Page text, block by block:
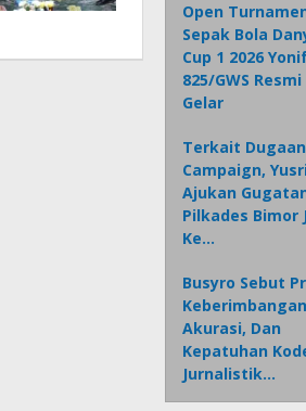
Open
Sepak Bola
Cup 1 2026
825/GWS Resmi
Gelar
Terkait
Campaign,
Ajukan
Pilkades Bimor
Ke…
Busyro Sebut
Akurasi, Dan
Kepatuhan
Jurnalistik…